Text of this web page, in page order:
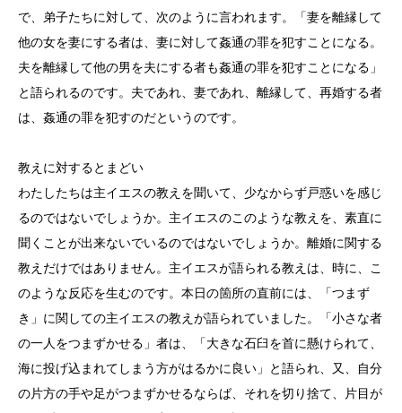
で、弟子たちに対して、次のように言われます。「妻を離縁して
他の女を妻にする者は、妻に対して姦通の罪を犯すことになる。
夫を離縁して他の男を夫にする者も姦通の罪を犯すことになる」
と語られるのです。夫であれ、妻であれ、離縁して、再婚する者
は、姦通の罪を犯すのだというのです。
教えに対するとまどい
わたしたちは主イエスの教えを聞いて、少なからず戸惑いを感じ
るのではないでしょうか。主イエスのこのような教えを、素直に
聞くことが出来ないでいるのではないでしょうか。離婚に関する
教えだけではありません。主イエスが語られる教えは、時に、こ
のような反応を生むのです。本日の箇所の直前には、「つまず
き」に関しての主イエスの教えが語られていました。「小さな者
の一人をつまずかせる」者は、「大きな石臼を首に懸けられて、
海に投げ込まれてしまう方がはるかに良い」と語られ、又、自分
の片方の手や足がつまずかせるならば、それを切り捨て、片目が